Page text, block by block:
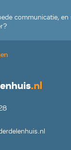
communicatie, en
.nl